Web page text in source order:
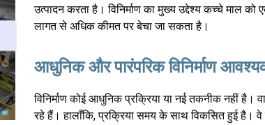
उत्पादन करता है। विनिर्माण का मुख्य उद्देश्य कच्चे माल
लागत से अधिक कीमत पर बेचा जा सकता है।
आधुनिक और पारंपरिक विनिर्माण
विनिर्माण कोई आधुनिक प्रक्रिया या नई तकनीक नहीं है।
रहे हैं। हालाँकि, प्रक्रिया समय के साथ विकसित हुई है।